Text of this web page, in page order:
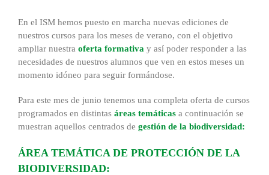
En el ISM hemos puesto en marcha nuevas ediciones de
nuestros cursos para los meses de verano, con el objetivo
ampliar nuestra oferta formativa y así poder responder a las
necesidades de nuestros alumnos que ven en estos meses un
momento idóneo para seguir formándose.
Para este mes de junio tenemos una completa oferta de cursos
programados en distintas áreas temáticas a continuación se
muestran aquellos centrados de gestión de la biodiversidad:
ÁREA TEMÁTICA DE PROTECCIÓN DE LA
BIODIVERSIDAD: